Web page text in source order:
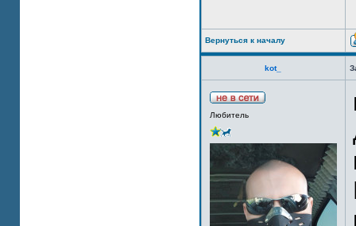
Вернуться к началу
kot_
Любитель